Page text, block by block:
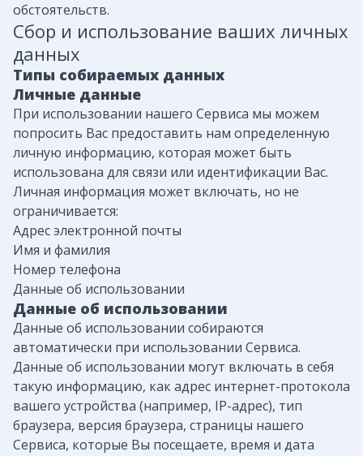
обстоятельств.
Сбор и использование ваших личных
данных
Типы собираемых данных
Личные данные
При использовании нашего Сервиса мы можем
попросить Вас предоставить нам определенную
личную информацию, которая может быть
использована для связи или идентификации Вас.
Личная информация может включать, но не
ограничивается:
Адрес электронной почты
Имя и фамилия
Номер телефона
Данные об использовании
Данные об использовании
Данные об использовании собираются
автоматически при использовании Сервиса.
Данные об использовании могут включать в себя
такую ​​информацию, как адрес интернет-протокола
вашего устройства (например, IP-адрес), тип
браузера, версия браузера, страницы нашего
Сервиса, которые Вы посещаете, время и дата